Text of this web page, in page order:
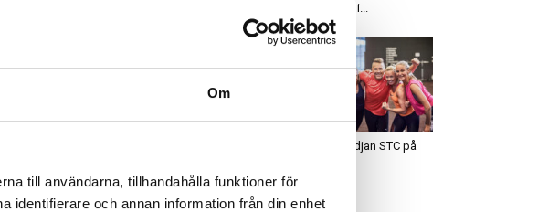
Om
till användarna, tillhandahålla funktioner för
identifierare och annan information från din enhet
orter
miljard upp i...
Business
Biocircuit och Checkup
Business
Träningskedjan STC på